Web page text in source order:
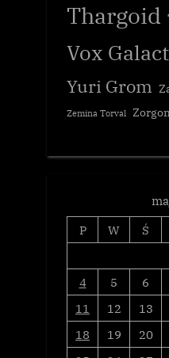
Thargoid
Vox
Yuri Grom
Zemina Torval
P
W Ś
4
5 6
11
12 13
18
19 20